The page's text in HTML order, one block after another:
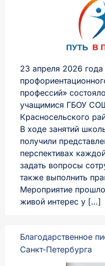
23 апреля 2026
профессий»
учащимися ГБОУ
Красносельского
В ходе занятий
получили
перспективах
задать вопросы
также выполнить
Мероприятие
живой интерес у […]
Благодарственное
Санкт-Петербурга